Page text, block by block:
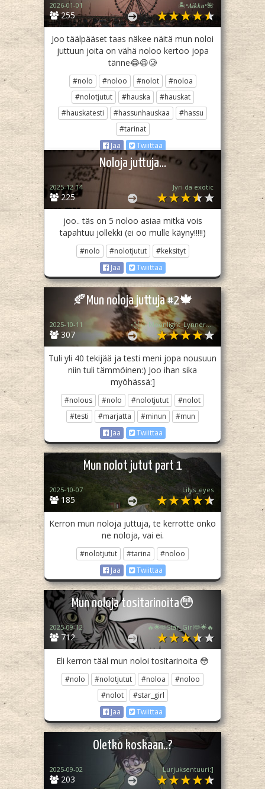
255
2026-01-01 🏝️•𝑨𝒊𝒌𝒌𝒖•🌺
Joo täälpääset taas näkee näitä mun noloi
juttuun joita on vähä noloo kertoo jopa
tänne😂😆🥲
#nolo #noloo #nolot
#noloa
#nolotjutut
#hauska
#hauskat
#hauskatesti
#hassunhauskaa
#hassu
#tarinat
Jaa
Twiittaa
Noloja juttuja...
225
2025-12-14 Jyri da exotic
joo.. täs on 5 noloo asiaa mitkä vois
tapahtuu jollekki (ei oo mulle käyny!!!!!)
#nolo #nolotjutut
#keksityt
Jaa
Twiittaa
🍂Mun noloja juttuja #2🍁
307
2025-10-11 ꧁♡ Moonlight_Lynner_Lover ♡꧂
Tuli yli 40 tekijää ja testi meni jopa nousuun
niin tuli tämmöinen:) Joo ihan sika
myöhässä:]
#nolous #nolo #nolotjutut
#nolot
#testi
#marjatta #minun
#mun
Jaa
Twiittaa
Mun nolot jutut part 1
185
2025-10-07 Lilys_eyes
Kerron mun noloja juttuja, te kerrotte onko
ne noloja, vai ei.
#nolotjutut #tarina
#noloo
Jaa
Twiittaa
Mun noloja tositarinoita😳
712
2025-09-12 🔥🌟🫶Star_Girl🫶🌟🔥
Eli kerron tääl mun noloi tositarinoita 😳
#nolo #nolotjutut #noloa
#noloo
#nolot
#star_girl
Jaa
Twiittaa
Oletko koskaan..?
203
2025-09-02 Lurjuksentuuri:]